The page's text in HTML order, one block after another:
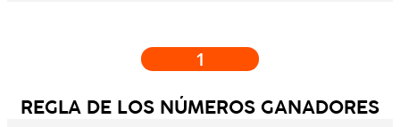
1
REGLA DE LOS NÚMEROS GANADORES